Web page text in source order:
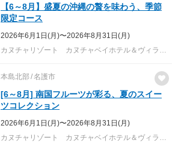
【6～8月】盛夏の沖縄の贅を味わう、季節
限定コース
2026年6月1日(月)〜2026年8月31日(月)
カヌチャリゾート カヌチャベイホテル＆ヴィラズ／カヌチャゴルフコース
本島北部 名護市
[6～8月] 南国フルーツが彩る、夏のスイー
ツコレクション
2026年6月1日(月)〜2026年8月31日(月)
カヌチャリゾート カヌチャベイホテル＆ヴィラズ／カヌチャゴルフコース